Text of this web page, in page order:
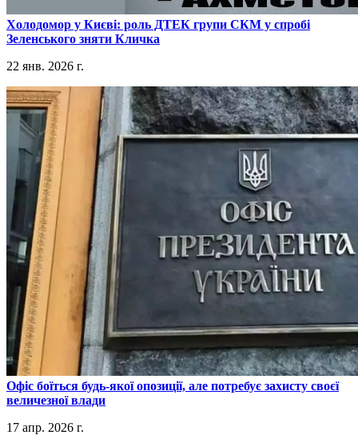
​Холодомор у Києві: роль ДТЕК групи СКМ у спробі
Зеленського зняти Кличка
22 янв. 2026 г.
​Офіс боїться будь-якої опозиції, але потребує захисту своєї
величезної влади
17 апр. 2026 г.